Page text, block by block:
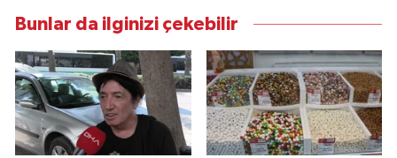
Bunlar da ilginizi çekebilir